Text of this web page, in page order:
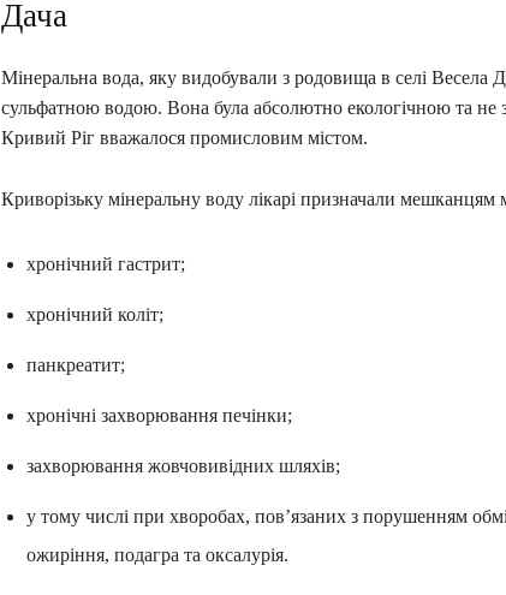
Дача
Мінеральна вода, яку видобували з родовища в селі Весела
сульфатною водою. Вона була абсолютно екологічною та
Кривий Ріг вважалося промисловим містом.
Криворізьку мінеральну воду лікарі призначали мешканцям
хронічний гастрит;
хронічний коліт;
панкреатит;
хронічні захворювання печінки;
захворювання жовчовивідних шляхів;
у тому числі при хворобах, пов’язаних з порушенням
ожиріння, подагра та оксалурія.